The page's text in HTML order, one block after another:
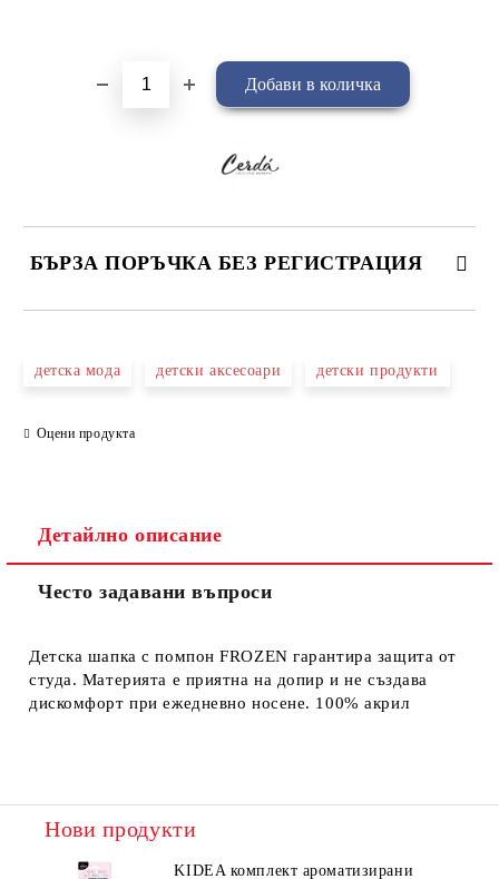
БЪРЗА ПОРЪЧКА БЕЗ РЕГИСТРАЦИЯ
Съгласен съм с
Ние ще се свържем с вас в рамките на работния ден.
детска мода детски аксесоари детски продукти
Оцени продукта
Детайлно описание
Често задавани въпроси
Детска шапка с помпон FROZEN гарантира защита от
студа. Материята е приятна на допир и не създава
дискомфорт при ежедневно носене. 100% акрил
Нови продукти
KIDEA комплект ароматизирани